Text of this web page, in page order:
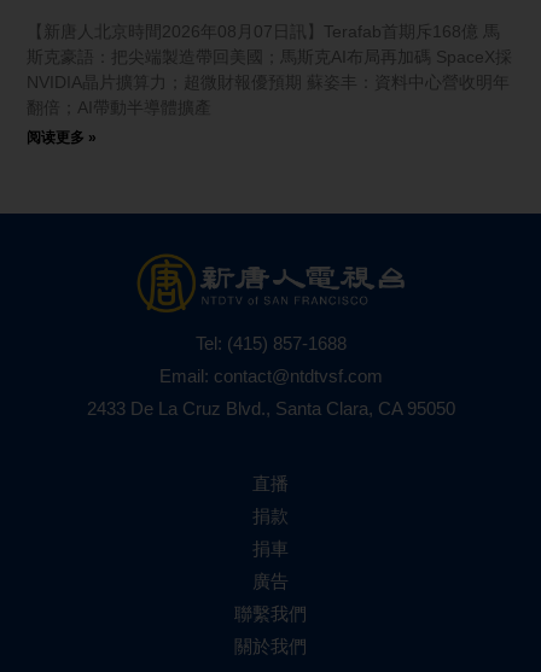
【新唐人北京時間2026年08月07日訊】Terafab首期斥168億 馬
斯克豪語：把尖端製造帶回美國；馬斯克AI布局再加碼 SpaceX採
NVIDIA晶片擴算力；超微財報優預期 蘇姿丰：資料中心營收明年
翻倍；AI帶動半導體擴產
阅读更多 »
Tel: (415) 857-1688
Email: contact@ntdtvsf.com
2433 De La Cruz Blvd., Santa Clara, CA 95050
直播
捐款
捐車
廣告
聯繫我們
關於我們